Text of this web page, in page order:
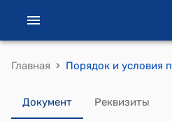
Главная ›
Документ Реквизиты